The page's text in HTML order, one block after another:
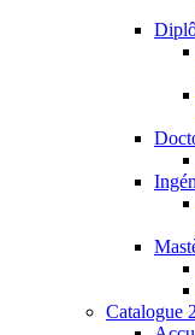
Catalogue